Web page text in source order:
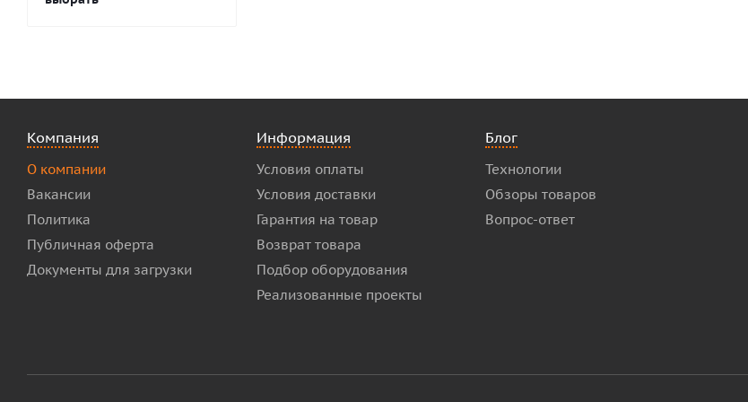
Компания
О компании
Вакансии
Политика
Публичная оферта
Документы для загрузки
Информация
Условия оплаты
Условия доставки
Гарантия на товар
Возврат товара
Подбор оборудования
Реализованные проекты
Блог
Технологии
Обзоры товаров
Вопрос-ответ